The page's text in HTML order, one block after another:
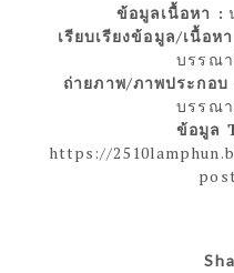
ข้อมูลเนื้อหา :
เรียบเรียงข้อมูล/เนื้อห
บรรณ
ถ่ายภาพ/ภาพประกอบ
บรรณ
ข้อมูล
https://